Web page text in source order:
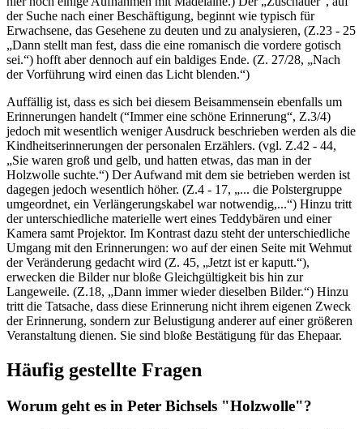
der Suche nach einer Beschäftigung, beginnt wie typisch für
Erwachsene, das Gesehene zu deuten und zu analysieren, (Z.23 - 25
„Dann stellt man fest, dass die eine romanisch die vordere gotisch
sei.“) hofft aber dennoch auf ein baldiges Ende. (Z. 27/28, „Nach
der Vorführung wird einen das Licht blenden.“)
Auffällig ist, dass es sich bei diesem Beisammensein ebenfalls um
Erinnerungen handelt (“Immer eine schöne Erinnerung“, Z.3/4)
jedoch mit wesentlich weniger Ausdruck beschrieben werden als die
Kindheitserinnerungen der personalen Erzählers. (vgl. Z.42 - 44,
„Sie waren groß und gelb, und hatten etwas, das man in der
Holzwolle suchte.“) Der Aufwand mit dem sie betrieben werden ist
dagegen jedoch wesentlich höher. (Z.4 - 17, „... die Polstergruppe
umgeordnet, ein Verlängerungskabel war notwendig,...“) Hinzu tritt
der unterschiedliche materielle wert eines Teddybären und einer
Kamera samt Projektor. Im Kontrast dazu steht der unterschiedliche
Umgang mit den Erinnerungen: wo auf der einen Seite mit Wehmut
der Veränderung gedacht wird (Z. 45, „Jetzt ist er kaputt.“),
erwecken die Bilder nur bloße Gleichgültigkeit bis hin zur
Langeweile. (Z.18, „Dann immer wieder dieselben Bilder.“) Hinzu
tritt die Tatsache, dass diese Erinnerung nicht ihrem eigenen Zweck
der Erinnerung, sondern zur Belustigung anderer auf einer größeren
Veranstaltung dienen. Sie sind bloße Bestätigung für das Ehepaar.
Häufig gestellte Fragen
Worum geht es in Peter Bichsels "Holzwolle"?